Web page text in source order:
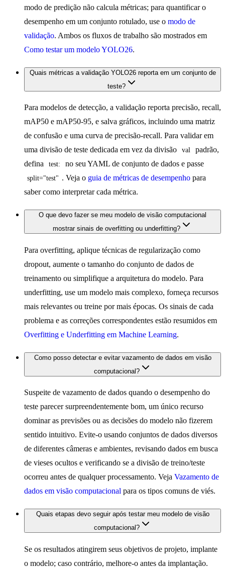
modo de predição não calcula métricas; para quantificar o
desempenho em um conjunto rotulado, use o modo de
validação. Ambos os fluxos de trabalho são mostrados em
Como testar um modelo YOLO26.
Quais métricas a validação YOLO26 reporta em um conjunto de
teste?
Para modelos de detecção, a validação reporta precisão, recall,
mAP50 e mAP50-95, e salva gráficos, incluindo uma matriz
de confusão e uma curva de precisão-recall. Para validar em
uma divisão de teste dedicada em vez da divisão
val
padrão,
defina
test: no seu YAML de conjunto de dados e passe
split="test" . Veja o guia de métricas de desempenho para
saber como interpretar cada métrica.
O que devo fazer se meu modelo de visão computacional
mostrar sinais de overfitting ou underfitting?
Para overfitting, aplique técnicas de regularização como
dropout, aumente o tamanho do conjunto de dados de
treinamento ou simplifique a arquitetura do modelo. Para
underfitting, use um modelo mais complexo, forneça recursos
mais relevantes ou treine por mais épocas. Os sinais de cada
problema e as correções correspondentes estão resumidos em
Overfitting e Underfitting em Machine Learning.
Como posso detectar e evitar vazamento de dados em visão
computacional?
Suspeite de vazamento de dados quando o desempenho do
teste parecer surpreendentemente bom, um único recurso
dominar as previsões ou as decisões do modelo não fizerem
sentido intuitivo. Evite-o usando conjuntos de dados diversos
de diferentes câmeras e ambientes, revisando dados em busca
de vieses ocultos e verificando se a divisão de treino/teste
ocorreu antes de qualquer processamento. Veja Vazamento de
dados em visão computacional para os tipos comuns de viés.
Quais etapas devo seguir após testar meu modelo de visão
computacional?
Se os resultados atingirem seus objetivos de projeto, implante
o modelo; caso contrário, melhore-o antes da implantação.